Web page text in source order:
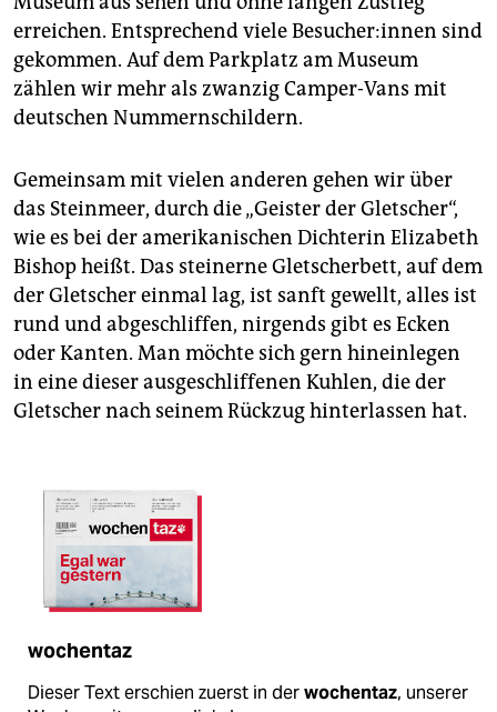
erreichen. Entsprechend viele Be­su­che­r:in­nen sind
gekommen. Auf dem Parkplatz am Museum
zählen wir mehr als zwanzig Camper-Vans mit
deutschen Nummernschildern.
Gemeinsam mit vielen anderen ­gehen wir über
das Steinmeer, durch die „Geister der Gletscher“,
wie es bei der amerikanischen Dichterin Eli­za­beth
Bishop heißt. Das steinerne ­Gletscherbett, auf dem
der Gletscher einmal lag, ist sanft gewellt, alles ist
rund und abgeschliffen, nirgends gibt es Ecken
oder Kanten. Man möchte sich gern hineinlegen
in eine dieser ­ausgeschliffenen Kuhlen, die der
Gletscher nach seinem Rückzug hinterlassen hat.
wochentaz
Dieser Text erschien zuerst in derwochentaz, unserer